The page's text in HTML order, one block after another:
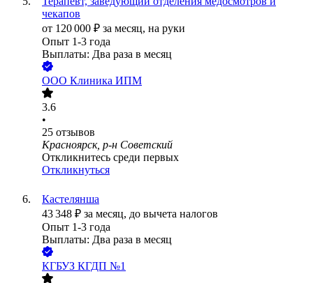
чекапов
от 120 000 ₽ за месяц, на руки
Опыт 1-3 года
Выплаты: Два раза в месяц
ООО Клиника ИПМ
3.6
•
25 отзывов
Красноярск, р-н Советский
Откликнитесь среди первых
Откликнуться
Кастелянша
43 348 ₽ за месяц, до вычета налогов
Опыт 1-3 года
Выплаты: Два раза в месяц
КГБУЗ КГДП №1